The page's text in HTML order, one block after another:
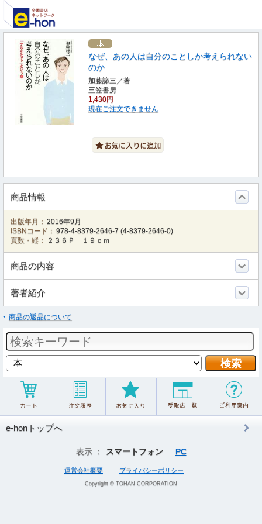
なぜ、あの人は自分のことしか考えられない
のか
加藤諦三／著
三笠書房
1,430円
現在ご注文できません
商品情報
出版年月： 2016年9月
ISBNコード： 978-4-8379-2646-7 (4-8379-2646-0)
頁数・縦：
２３６Ｐ １９ｃｍ
商品の内容
著者紹介
商品の返品について
e-honトップへ
表示 ： スマートフォン PC
運営会社概要 プライバシーポリシー
Copyright © TOHAN CORPORATION